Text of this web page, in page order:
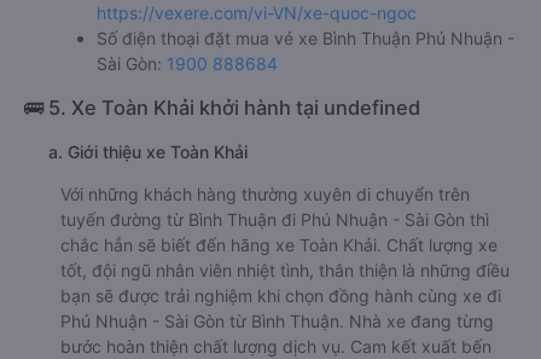
https://vexere.com/vi-VN/xe-quoc-ngoc
Số điện thoại đặt mua vé xe Bình Thuận Phú Nhuận -
Sài Gòn: 1900 888684
🚌 5. Xe Toàn Khải khởi hành tại undefined
a. Giới thiệu xe Toàn Khải
Với những khách hàng thường xuyên di chuyển trên
tuyến đường từ Bình Thuận đi Phú Nhuận - Sài Gòn thì
chắc hẳn sẽ biết đến hãng xe Toàn Khải. Chất lượng xe
tốt, đội ngũ nhân viên nhiệt tình, thân thiện là những điều
bạn sẽ được trải nghiệm khi chọn đồng hành cùng xe đi
Phú Nhuận - Sài Gòn từ Bình Thuận. Nhà xe đang từng
bước hoàn thiện chất lượng dịch vụ. Cam kết xuất bến